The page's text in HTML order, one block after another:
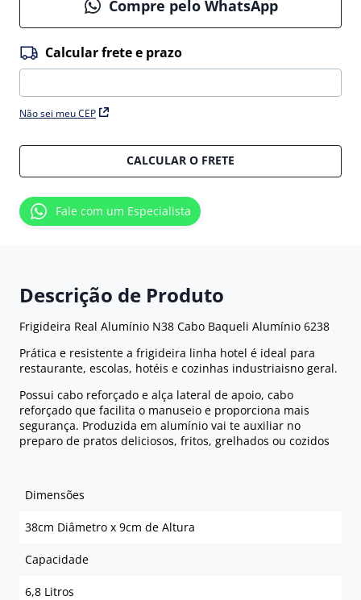
Compre pelo WhatsApp
Não sei meu CEP
CALCULAR O FRETE
Fale com um Especialista
Descrição de Produto
Frigideira Real Alumínio N38 Cabo Baqueli Alumínio 6238
Prática e resistente a frigideira linha hotel é ideal para
restaurante, escolas, hotéis e cozinhas industriaisno geral.
Possui cabo reforçado e alça lateral de apoio, cabo
reforçado que facilita o manuseio e proporciona mais
segurança. Produzida em alumínio vai te auxiliar no
preparo de pratos deliciosos, fritos, grelhados ou cozidos
Dimensões
38cm Diâmetro x 9cm de Altura
Capacidade
6,8 Litros